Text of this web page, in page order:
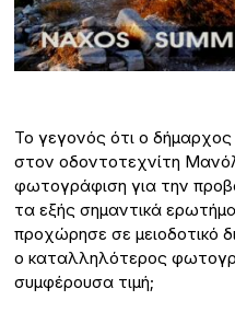
Το γεγονός ότι ο
στον οδοντοτεχνίτη
φωτογράφιση για την
τα εξής σημαντικά
προχώρησε σε μειοδοτικό
ο καταλληλότερος
συμφέρουσα τιμή;